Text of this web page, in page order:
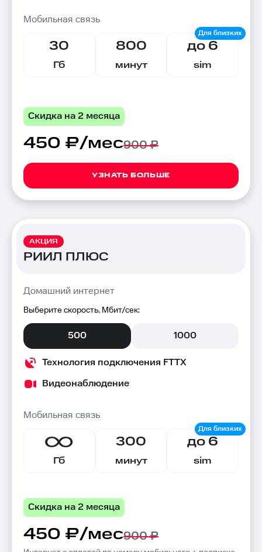
Мобильная связь
30
Гб
800
минут
до 6
sim
Скидка на 2 месяца
450 ₽/мес900 ₽
УЗНАТЬ БОЛЬШЕ
АКЦИЯ
РИИЛ ПЛЮС
Домашний интернет
Выберите скорость, Мбит/сек:
500 1000
Технология подключения FTTX
Видеонаблюдение
Мобильная связь
Гб
300
минут
до 6
sim
Скидка на 2 месяца
450 ₽/мес900 ₽